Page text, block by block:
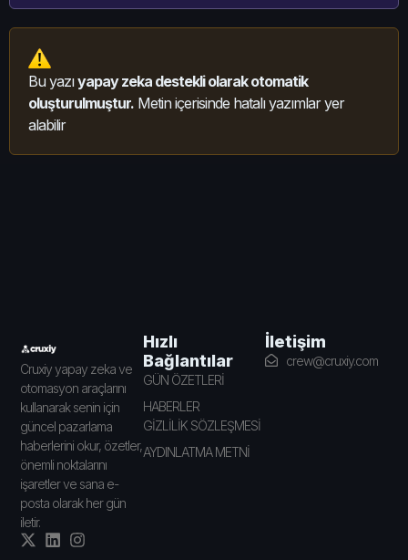
Bu yazıyapay zeka destekli olarak otomatik
oluşturulmuştur. Metin içerisinde hatalı yazımlar yer
alabilir
Cruxiy yapay zeka ve
otomasyon araçlarını
kullanarak senin için
güncel pazarlama
haberlerini okur, özetler,
önemli noktalarını
işaretler ve sana e-
posta olarak her gün
iletir.
Hızlı
Bağlantılar
GÜN ÖZETLERİ
HABERLER
GİZLİLİK SÖZLEŞMESİ
AYDINLATMA METNİ
İletişim
crew@cruxiy.com